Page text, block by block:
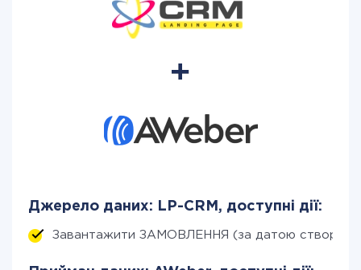
Джерело даних: LP-CRM, доступні дії:
Завантажити ЗАМОВЛЕННЯ (за датою